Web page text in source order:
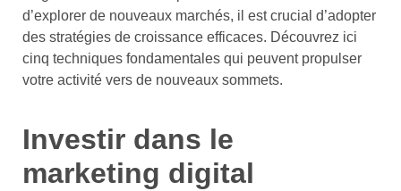
d’explorer de nouveaux marchés, il est crucial d’adopter
des stratégies de croissance efficaces. Découvrez ici
cinq techniques fondamentales qui peuvent propulser
votre activité vers de nouveaux sommets.
Investir dans le
marketing digital